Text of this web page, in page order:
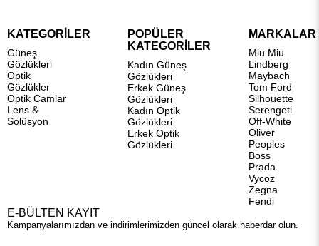
KATEGORİLER
Güneş
Gözlükleri
Optik
Gözlükler
Optik Camlar
Lens &
Solüsyon
POPÜLER
KATEGORİLER
Kadın Güneş
Gözlükleri
Erkek Güneş
Gözlükleri
Kadın Optik
Gözlükleri
Erkek Optik
Gözlükleri
MARKALAR
Miu Miu
Lindberg
Maybach
Tom Ford
Silhouette
Serengeti
Off-White
Oliver
Peoples
Boss
Prada
Vycoz
Zegna
Fendi
E-BÜLTEN KAYIT
Kampanyalarımızdan ve indirimlerimizden güncel olarak haberdar olun.